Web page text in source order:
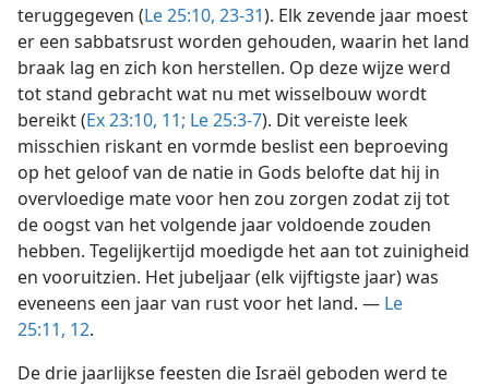
teruggegeven (Le 25:10, 23-31). Elk zevende jaar moest
er een sabbatsrust worden gehouden, waarin het land
braak lag en zich kon herstellen. Op deze wijze werd
tot stand gebracht wat nu met wisselbouw wordt
bereikt (Ex 23:10, 11; Le 25:3-7). Dit vereiste leek
misschien riskant en vormde beslist een beproeving
op het geloof van de natie in Gods belofte dat hij in
overvloedige mate voor hen zou zorgen zodat zij tot
de oogst van het volgende jaar voldoende zouden
hebben. Tegelijkertijd moedigde het aan tot zuinigheid
en vooruitzien. Het jubeljaar (elk vijftigste jaar) was
eveneens een jaar van rust voor het land. — Le
25:11, 12.
De drie jaarlijkse feesten die Israël geboden werd te